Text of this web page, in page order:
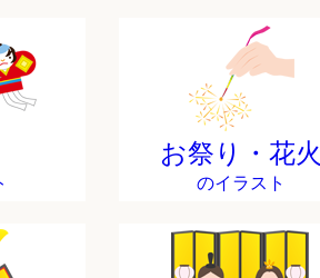
お祭り・花火
のイラスト